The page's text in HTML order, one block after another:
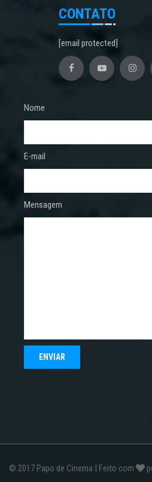
CONTATO
[email protected]
Nome
E-mail
Mensagem
© 2017 Papo de Cinema | Feito com